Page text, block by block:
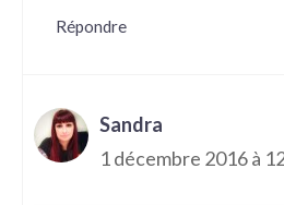
Répondre
Sandra
1 décembre 2016 à